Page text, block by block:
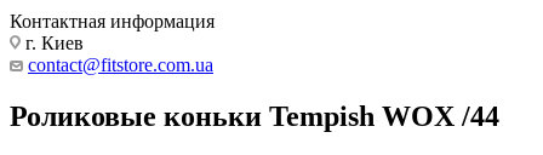
Контактная информация
г. Киев
contact@fitstore.com.ua
Роликовые коньки Tempish WOX /44